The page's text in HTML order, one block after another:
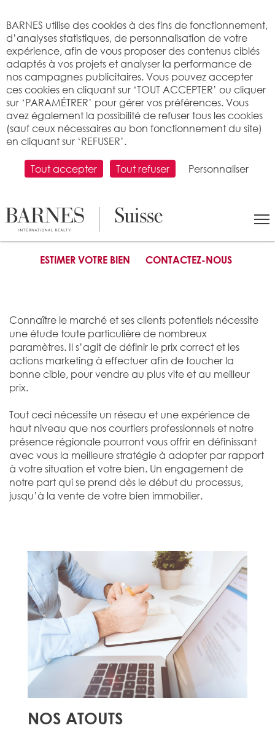
VENDRE SON BIEN:Etapes- Choisir le bon partenaire-
Motivation sans faille-Fixation du prix
PARTENAIRE
ESTIMER VOTRE BIEN CONTACTEZ-NOUS
Connaître le marché et ses clients potentiels nécessite
une étude toute particulière de nombreux
paramètres. Il s’agit de définir le prix correct et les
actions marketing à effectuer afin de toucher la
bonne cible, pour vendre au plus vite et au meilleur
prix.
Tout ceci nécessite un réseau et une expérience de
haut niveau que nos courtiers professionnels et notre
présence régionale pourront vous offrir en définissant
avec vous la meilleure stratégie à adopter par rapport
à votre situation et votre bien. Un engagement de
notre part qui se prend dès le début du processus,
jusqu’à la vente de votre bien immobilier.
NOS ATOUTS
BARNES utilise des cookies à des fins de fonctionnement,
d’analyses statistiques, de personnalisation de votre
expérience, afin de vous proposer des contenus ciblés
adaptés à vos projets et analyser la performance de
nos campagnes publicitaires. Vous pouvez accepter
ces cookies en cliquant sur ‘TOUT ACCEPTER’ ou cliquer
sur ‘PARAMÉTRER’ pour gérer vos préférences. Vous
avez également la possibilité de refuser tous les cookies
(sauf ceux nécessaires au bon fonctionnement du site)
en cliquant sur ‘REFUSER’.
Tout accepter Tout refuser Personnaliser